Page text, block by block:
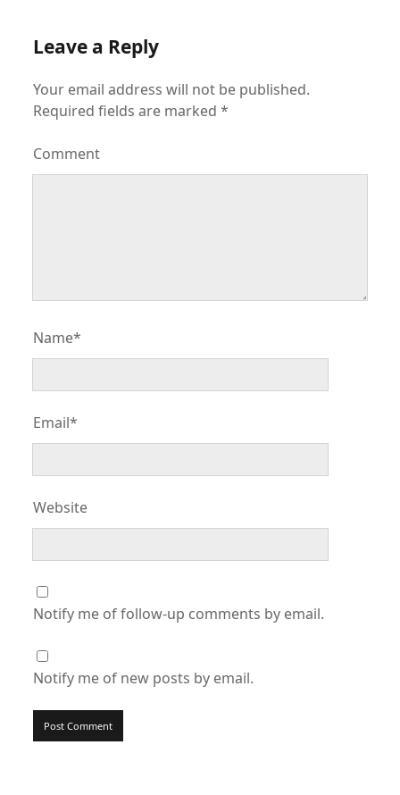
Leave a Reply
Your email address will not be published.
Required fields are marked*
Comment
Name*
Email*
Website
Notify me of follow-up comments by email.
Notify me of new posts by email.